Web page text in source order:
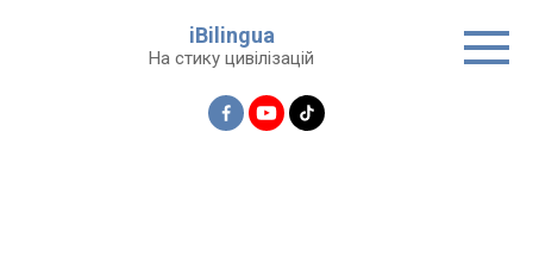
iBilingua
На стику цивілізацій